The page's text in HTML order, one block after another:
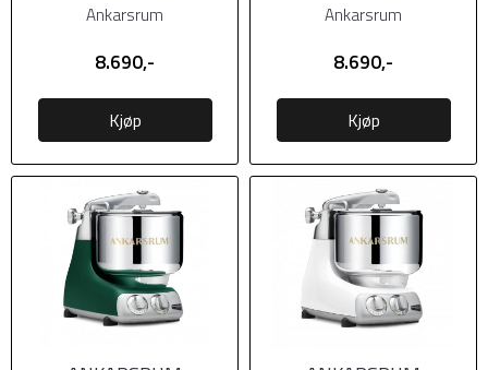
Cloudy Pink (Rosa blank)
Ankarsrum
8.690,-
Kjøp
Creme Light (Lys Krem)
Ankarsrum
8.690,-
Kjøp